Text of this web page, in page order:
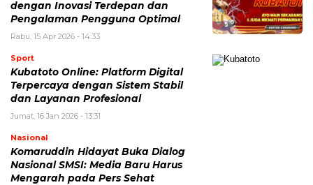
dengan Inovasi Terdepan dan
Pengalaman Pengguna Optimal
Rabu, 15 Apr 2026 - 14:33
Sport
Kubatoto Online: Platform Digital
Terpercaya dengan Sistem Stabil
dan Layanan Profesional
Jumat, 16 Jan 2026 - 13:31
Nasional
Komaruddin Hidayat Buka Dialog
Nasional SMSI: Media Baru Harus
Mengarah pada Pers Sehat